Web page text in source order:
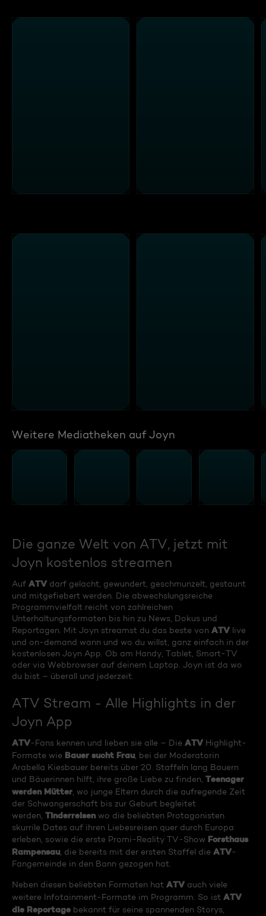
Weitere Mediatheken auf Joyn
Die ganze Welt von ATV, jetzt mit
Joyn kostenlos streamen
Auf ATV darf gelacht, gewundert, geschmunzelt, gestaunt
und mitgefiebert werden. Die abwechslungsreiche
Programmvielfalt reicht von zahlreichen
Unterhaltungsformaten bis hin zu News, Dokus und
Reportagen. Mit Joyn streamst du das beste von ATV live
und on-demand wann und wo du willst, ganz einfach in der
kostenlosen Joyn App. Ob am Handy, Tablet, Smart-TV
oder via Webbrowser auf deinem Laptop. Joyn ist da wo
du bist – überall und jederzeit.
ATV Stream - Alle Highlights in der
Joyn App
ATV-Fans kennen und lieben sie alle – Die ATV Highlight-
Formate wie Bauer sucht Frau , bei der Moderatorin
Arabella Kiesbauer bereits über 20. Staffeln lang Bauern
und Bäuerinnen hilft, ihre große Liebe zu finden, Teenager
werden Mütter , wo junge Eltern durch die aufregende Zeit
der Schwangerschaft bis zur Geburt begleitet
werden, Tinderreisenwo die beliebten Protagonisten
skurrile Dates auf ihren Liebesreisen quer durch Europa
erleben, sowie die erste Promi-Reality TV-Show Forsthaus
Rampensau , die bereits mit der ersten Staffel die ATV-
Fangemeinde in den Bann gezogen hat.
Neben diesen beliebten Formaten hat ATV auch viele
weitere Infotainment-Formate im Programm. So ist ATV
die Reportage bekannt für seine spannenden Storys,